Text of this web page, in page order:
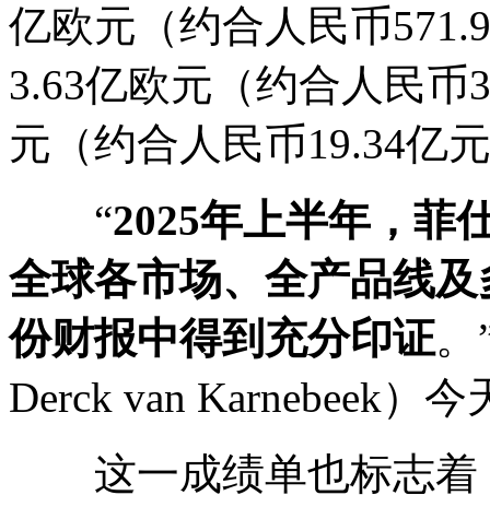
亿欧元（约合人民币
3.63亿欧元（约合人民币
元（约合人民币19.34亿
“2025年上半年，菲
全球各市场、全产品线
份财报中得到充分印证。
Derck van Karnebeek）今
这一成绩单也标志着